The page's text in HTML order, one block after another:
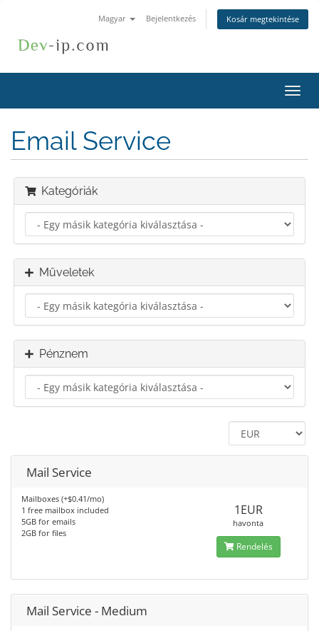
Magyar Bejelentkezés Kosár megtekintése
a
Email Service
Kategóriák
Műveletek
Pénznem
Mail Service
Mailboxes (+$0.41/mo)
1 free mailbox included
5GB for emails
2GB for files
1EUR
havonta
Rendelés
Mail Service - Medium